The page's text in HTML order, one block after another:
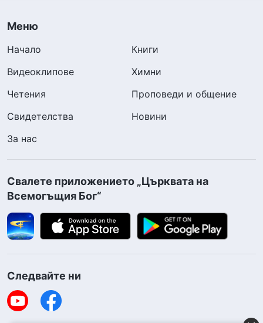
Меню
Начало
Книги
Видеоклипове
Химни
Четения
Проповеди и общение
Свидетелства
Новини
За нас
Свалете приложението „Църквата на
Всемогъщия Бог“
Следвайте ни